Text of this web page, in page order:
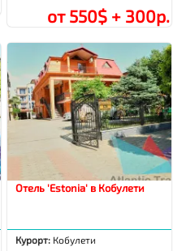
от 550$ + 300р.
Отель 'Estonia' в Кобулети
Курорт: Кобулети